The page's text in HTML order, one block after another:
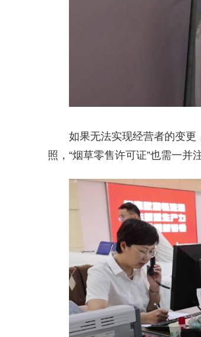
如果无法实现经营者的变更
照，“烟草零售许可证”也需一并